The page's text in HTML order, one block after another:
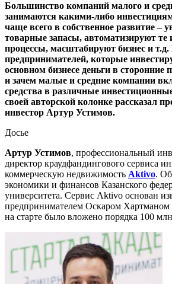
Большинство компаний малого и
занимаются какими-либо
чаще всего в собственное развитие –
товарные запасы, автоматизируют те
процессы, масштабируют бизнес и т.д.
предпринимателей, которые
основном бизнесе деньги в
и зачем малые и средние компании
средства в различные
своей авторской колонке рассказал
инвестор Артур Устимов.
Досье
Артур Устимов, профессиональный
директор краудфандингового сервиса
коммерческую недвижимость Aktivo.
экономики и финансов Казанского
университета. Сервис Aktivo основан
предпринимателем Оскаром Хартманом
на старте было вложено порядка 100